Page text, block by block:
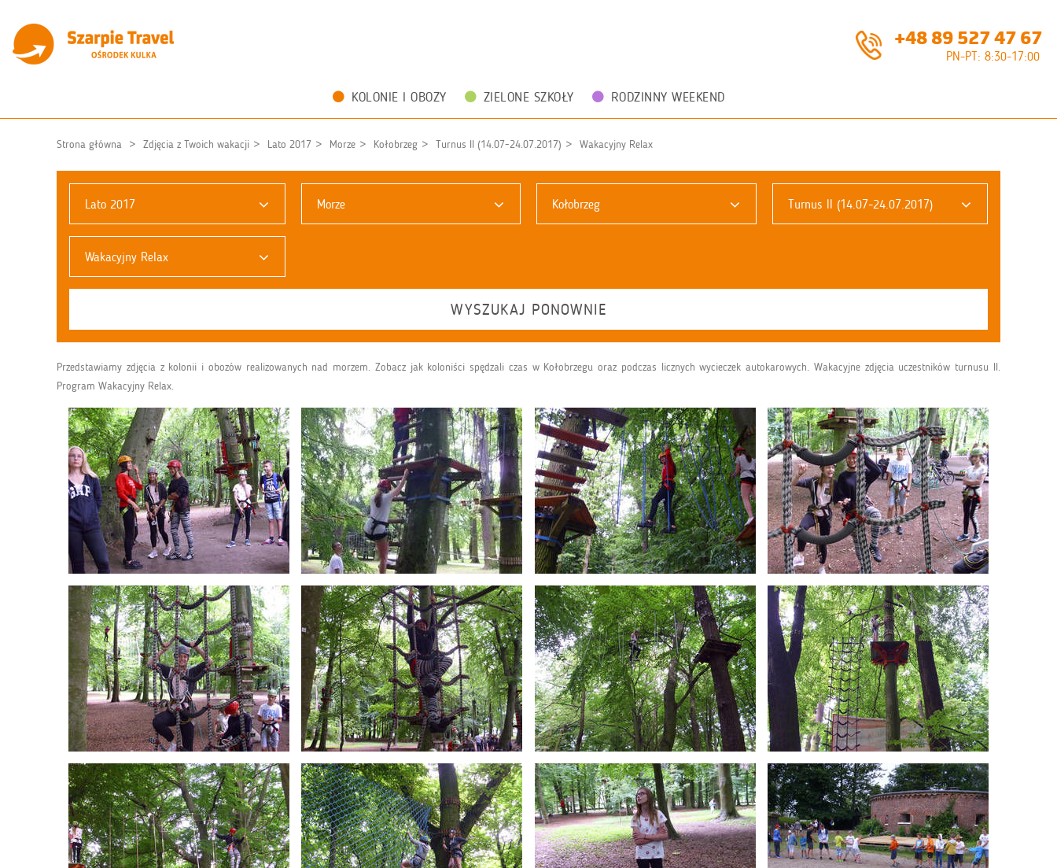
+48 89 527 47 67
PN-PT: 8:30-17:00
KOLONIE I OBOZY ZIELONE SZKOŁY RODZINNY WEEKEND
Strona główna Zdjęcia z Twoich wakacji Lato 2017 Morze Kołobrzeg Turnus II (14.07-24.07.2017) Wakacyjny Relax
Lato 2017 Morze Kołobrzeg Turnus II (14.07-24.07.2017)
Wakacyjny Relax
WYSZUKAJ PONOWNIE
Przedstawiamy zdjęcia z kolonii i obozów realizowanych nad morzem. Zobacz jak koloniści spędzali czas w Kołobrzegu oraz podczas licznych wycieczek autokarowych. Wakacyjne zdjęcia uczestników turnusu II.
Program Wakacyjny Relax.